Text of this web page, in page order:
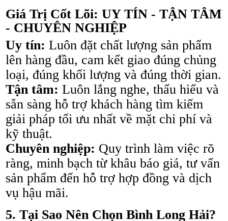
Giá Trị Cốt Lõi: UY TÍN - TẬN TÂM
- CHUYÊN NGHIỆP
Uy tín: Luôn đặt chất lượng sản phẩm
lên hàng đầu, cam kết giao đúng chủng
loại, đúng khối lượng và đúng thời gian.
Tận tâm: Luôn lắng nghe, thấu hiểu và
sẵn sàng hỗ trợ khách hàng tìm kiếm
giải pháp tối ưu nhất về mặt chi phí và
kỹ thuật.
Chuyên nghiệp: Quy trình làm việc rõ
ràng, minh bạch từ khâu báo giá, tư vấn
sản phẩm đến hỗ trợ hợp đồng và dịch
vụ hậu mãi.
5. Tại Sao Nên Chọn Bình Long Hải?